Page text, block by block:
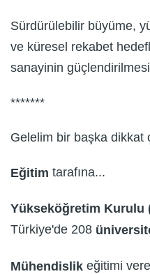
Sürdürülebilir büyüme,
ve küresel rekabet
sanayinin
*******
Gelelim bir başka dikkat
Eğitim tarafına...
Yükseköğretim Kurulu
Türkiye'de 208
Mühendislik eğitimi